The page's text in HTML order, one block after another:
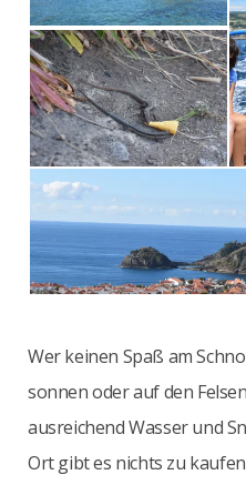
Wer keinen Spaß am
sonnen oder auf den
ausreichend Wasser und
Ort gibt es nichts zu